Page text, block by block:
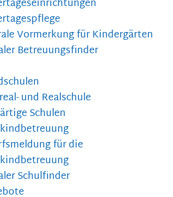
Vormerkung für Kindergärten
Betreuungsfinder
und Realschule
Schulen
für die
Schulfinder